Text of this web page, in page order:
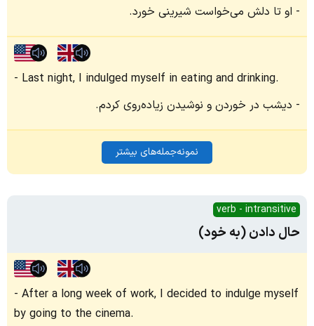
او تا دلش می‌خواست شیرینی خورد.
Last night, I indulged myself in eating and drinking.
دیشب در خوردن و نوشیدن زیاده‌روی کردم.
نمونه‌جمله‌های بیشتر
verb - intransitive
حال دادن (به خود)
After a long week of work, I decided to indulge myself
by going to the cinema.